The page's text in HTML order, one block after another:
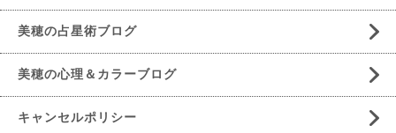
美穂の占星術ブログ
美穂の心理＆カラーブログ
キャンセルポリシー